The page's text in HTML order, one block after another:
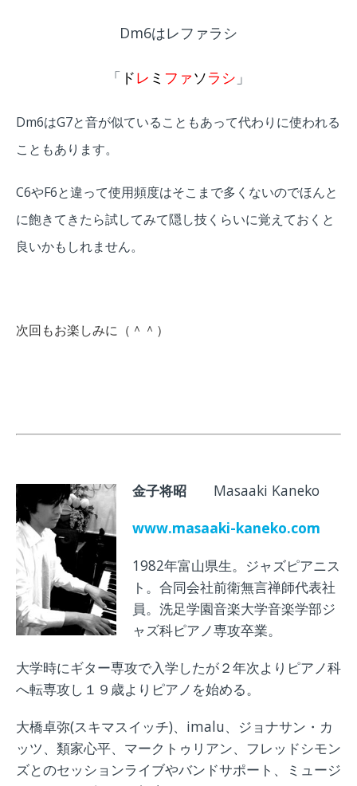
Dm6はレファラシ
「 ドレ ミ ファソラ シ 」
Dm6はG7と音が似ていることもあって代わりに使われる
こともあります。
C6やF6と違って使用頻度はそこまで多くないのでほんと
に飽きてきたら試してみて隠し技くらいに覚えておくと
良いかもしれません。
次回もお楽しみに（＾＾）
金子将昭
Masaaki Kaneko
www.masaaki-kaneko.com
1982年富山県生。ジャズピアニス
ト。合同会社前衛無言禅師代表社
員。洗足学園音楽大学音楽学部ジ
ャズ科ピアノ専攻卒業。
大学時にギター専攻で入学したが２年次よりピアノ科
へ転専攻し１９歳よりピアノを始める。
大橋卓弥(スキマスイッチ)、imalu、ジョナサン・カ
ッツ、類家心平、マークトゥリアン、フレッドシモン
ズとのセッションライブやバンドサポート、ミュージ